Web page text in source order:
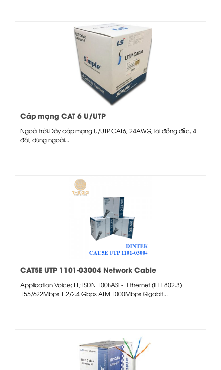
Cáp mạng CAT 6 U/UTP
Ngoài trời.Dây cáp mạng U/UTP CAT6, 24AWG, lõi đồng đặc, 4
đôi, dùng ngoài...
CAT5E UTP 1101-03004 Network Cable
Application Voice; T1; ISDN 100BASE-T Ethernet (IEEE802.3)
155/622Mbps 1.2/2.4 Gbps ATM 1000Mbps Gigabit...